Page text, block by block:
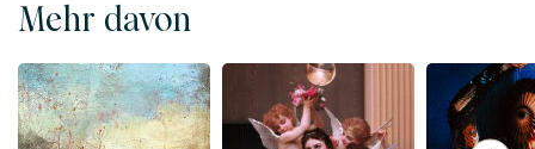
Mehr davon